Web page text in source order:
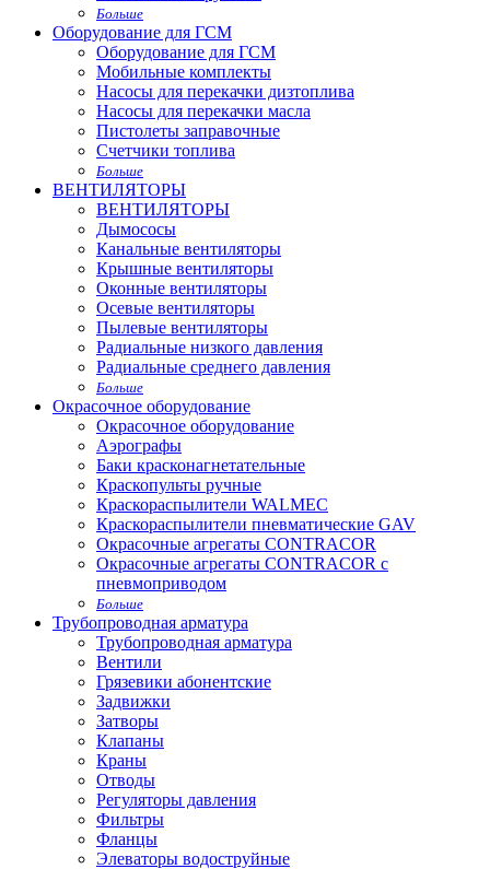
Больше
Оборудование для ГСМ
Оборудование для ГСМ
Мобильные комплекты
Насосы для перекачки дизтоплива
Насосы для перекачки масла
Пистолеты заправочные
Счетчики топлива
Больше
ВЕНТИЛЯТОРЫ
ВЕНТИЛЯТОРЫ
Дымососы
Канальные вентиляторы
Крышные вентиляторы
Оконные вентиляторы
Осевые вентиляторы
Пылевые вентиляторы
Радиальные низкого давления
Радиальные среднего давления
Больше
Окрасочное оборудование
Окрасочное оборудование
Аэрографы
Баки красконагнетательные
Краскопульты ручные
Краскораспылители WALMEC
Краскораспылители пневматические GAV
Окрасочные агрегаты CONTRACOR
Окрасочные агрегаты CONTRACOR с
пневмоприводом
Больше
Трубопроводная арматура
Трубопроводная арматура
Вентили
Грязевики абонентские
Задвижки
Затворы
Клапаны
Краны
Отводы
Регуляторы давления
Фильтры
Фланцы
Элеваторы водоструйные